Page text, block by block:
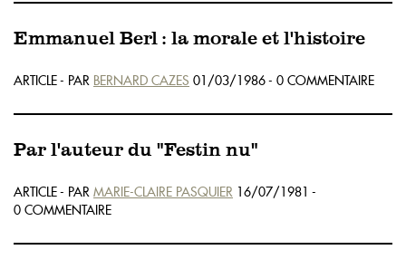
Emmanuel Berl : la morale et l'histoire
ARTICLE - PAR BERNARD CAZES 01/03/1986 - 0 COMMENTAIRE
Par l'auteur du "Festin nu"
ARTICLE - PAR MARIE-CLAIRE PASQUIER 16/07/1981 -
0 COMMENTAIRE